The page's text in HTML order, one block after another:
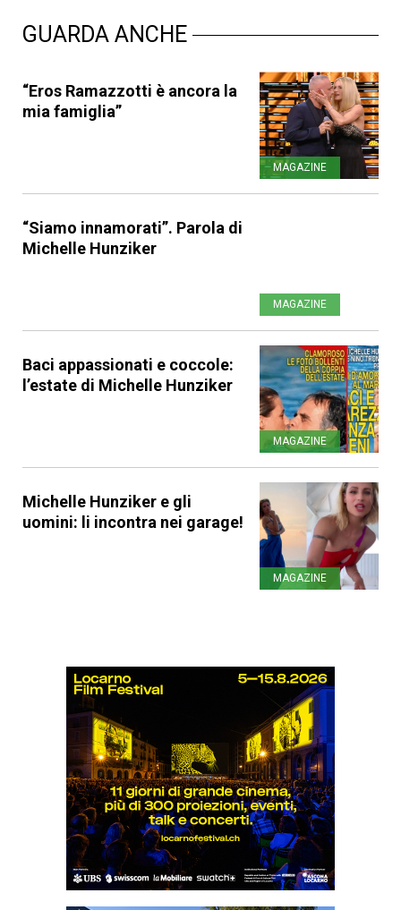
GUARDA ANCHE
“Eros Ramazzotti è ancora la
mia famiglia”
MAGAZINE
“Siamo innamorati”. Parola di
Michelle Hunziker
MAGAZINE
Baci appassionati e coccole:
l’estate di Michelle Hunziker
MAGAZINE
Michelle Hunziker e gli
uomini: li incontra nei garage!
MAGAZINE